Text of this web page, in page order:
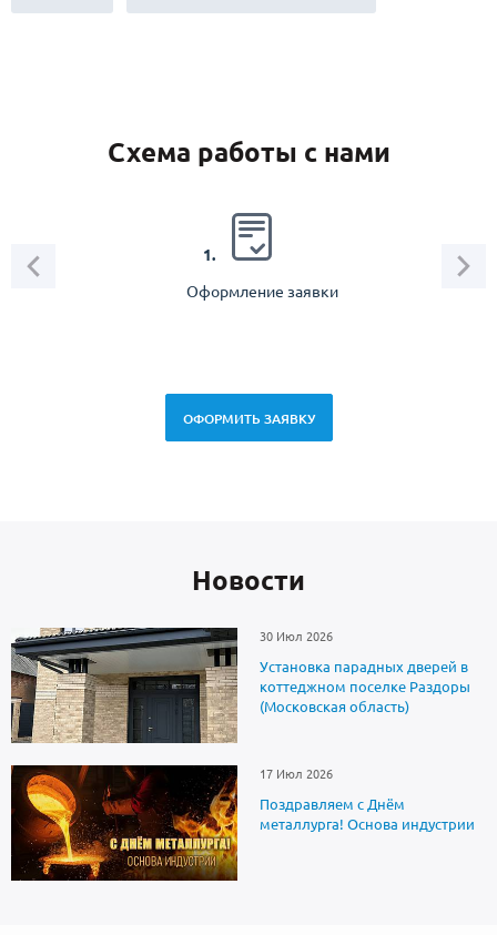
Схема работы с нами
1.
Оформление заявки
ОФОРМИТЬ ЗАЯВКУ
Новоcти
30 Июл 2026
Установка парадных дверей в
коттеджном поселке Раздоры
(Московская область)
17 Июл 2026
Поздравляем с Днём
металлурга! Основа индустрии